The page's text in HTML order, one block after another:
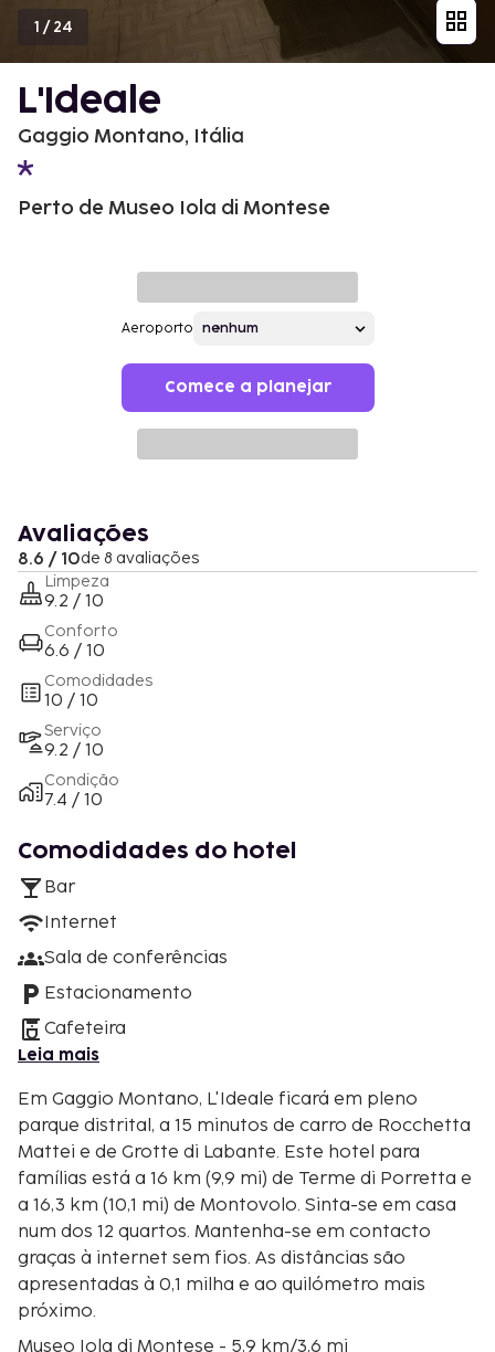
1 /24
L'Ideale
Gaggio Montano, Itália
Perto de Museo Iola di Montese
Aeroporto
Comece a planejar
Avaliações
8.6 / 10de 8 avaliações
Limpeza
9.2 / 10
Conforto
6.6 / 10
Comodidades
10 / 10
Serviço
9.2 / 10
Condição
7.4 / 10
Comodidades do hotel
Bar
Internet
Sala de conferências
Estacionamento
Cafeteira
Leia mais
Em Gaggio Montano, L'Ideale ficará em pleno
parque distrital, a 15 minutos de carro de Rocchetta
Mattei e de Grotte di Labante. Este hotel para
famílias está a 16 km (9,9 mi) de Terme di Porretta e
a 16,3 km (10,1 mi) de Montovolo. Sinta-se em casa
num dos 12 quartos. Mantenha-se em contacto
graças à internet sem fios. As distâncias são
apresentadas à 0,1 milha e ao quilómetro mais
próximo.
Museo Iola di Montese - 5,9 km/3,6 mi